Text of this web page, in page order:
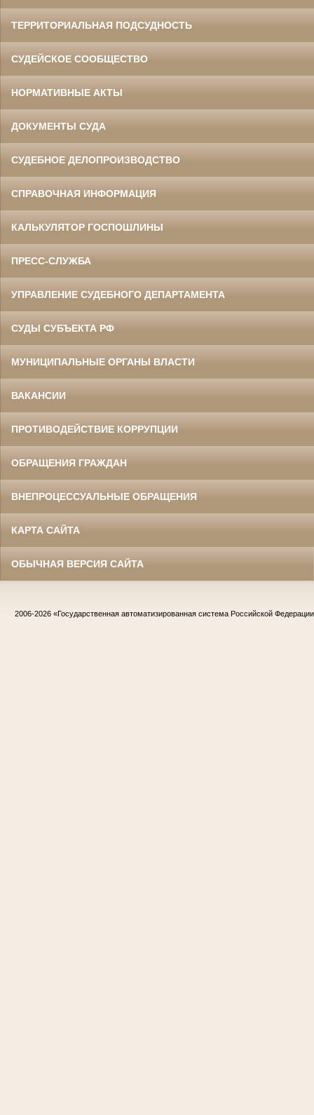
ТЕРРИТОРИАЛЬНАЯ ПОДСУДНОСТЬ
СУДЕЙСКОЕ СООБЩЕСТВО
НОРМАТИВНЫЕ АКТЫ
ДОКУМЕНТЫ СУДА
СУДЕБНОЕ ДЕЛОПРОИЗВОДСТВО
СПРАВОЧНАЯ ИНФОРМАЦИЯ
КАЛЬКУЛЯТОР ГОСПОШЛИНЫ
ПРЕСС-СЛУЖБА
УПРАВЛЕНИЕ СУДЕБНОГО ДЕПАРТАМЕНТА
СУДЫ СУБЪЕКТА РФ
МУНИЦИПАЛЬНЫЕ ОРГАНЫ ВЛАСТИ
ВАКАНСИИ
ПРОТИВОДЕЙСТВИЕ КОРРУПЦИИ
ОБРАЩЕНИЯ ГРАЖДАН
ВНЕПРОЦЕССУАЛЬНЫЕ ОБРАЩЕНИЯ
КАРТА САЙТА
ОБЫЧНАЯ ВЕРСИЯ САЙТА
2006-2026 «Государственная автоматизированная система Российской